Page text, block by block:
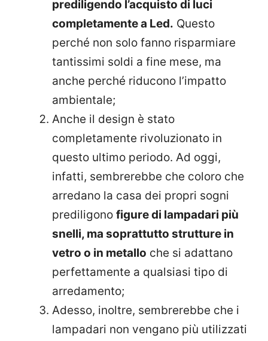
prediligendo l’acquisto di luci
completamente a Led. Questo
perché non solo fanno risparmiare
tantissimi soldi a fine mese, ma
anche perché riducono l’impatto
ambientale;
Anche il design è stato
completamente rivoluzionato in
questo ultimo periodo. Ad oggi,
infatti, sembrerebbe che coloro che
arredano la casa dei propri sogni
prediligono figure di lampadari più
snelli, ma soprattutto strutture in
vetro o in metallo che si adattano
perfettamente a qualsiasi tipo di
arredamento;
Adesso, inoltre, sembrerebbe che i
lampadari non vengano più utilizzati